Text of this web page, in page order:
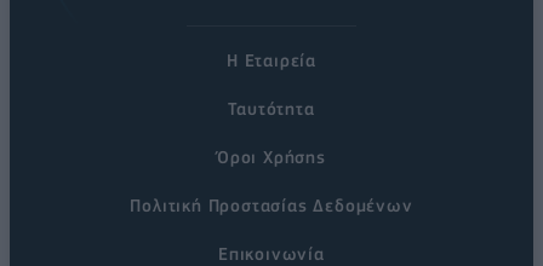
Η Εταιρεία
Ταυτότητα
Όροι Χρήσης
Πολιτική Προστασίας Δεδομένων
Επικοινωνία